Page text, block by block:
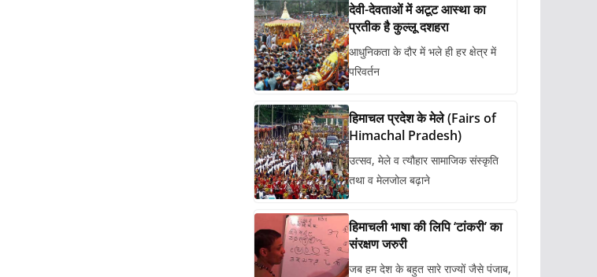
देवी-देवताओं में अटूट आस्था का
प्रतीक है कुल्लू दशहरा
आधुनिकता के दौर में भले ही हर क्षेत्र में
परिवर्तन
हिमाचल प्रदेश के मेले (Fairs of
Himachal Pradesh)
उत्सव, मेले व त्यौहार सामाजिक संस्कृति
तथा व मेलजोल बढ़ाने
हिमाचली भाषा की लिपि ‘टांकरी’ का
संरक्षण जरुरी
जब हम देश के बहुत सारे राज्यों जैसे पंजाब,